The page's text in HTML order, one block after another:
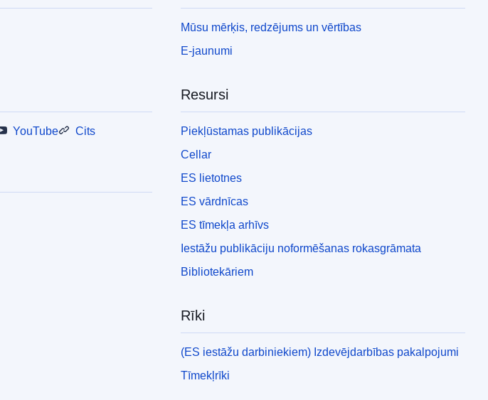
YouTube Cits
Mūsu mērķis, redzējums un vērtības
E-jaunumi
Resursi
Piekļūstamas publikācijas
Cellar
ES lietotnes
ES vārdnīcas
ES tīmekļa arhīvs
Iestāžu publikāciju noformēšanas rokasgrāmata
Bibliotekāriem
Rīki
(ES iestāžu darbiniekiem) Izdevējdarbības pakalpojumi
Tīmekļrīki